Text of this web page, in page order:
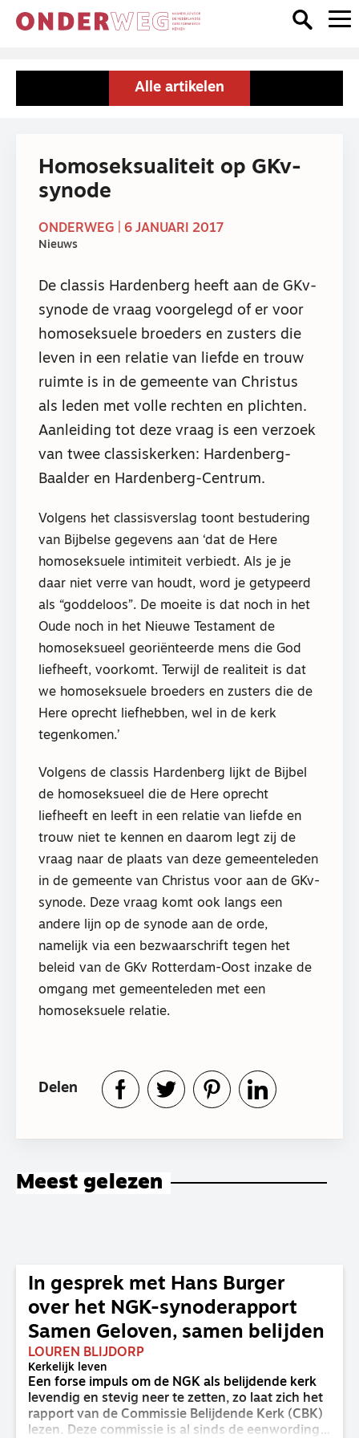
Alle artikelen
Homoseksualiteit op GKv-
synode
ONDERWEG | 6 JANUARI 2017
Nieuws
De classis Hardenberg heeft aan de GKv-
synode de vraag voorgelegd of er voor
homoseksuele broeders en zusters die
leven in een relatie van liefde en trouw
ruimte is in de gemeente van Christus
als leden met volle rechten en plichten.
Aanleiding tot deze vraag is een verzoek
van twee classiskerken: Hardenberg-
Baalder en Hardenberg-Centrum.
Volgens het classisverslag toont bestudering
van Bijbelse gegevens aan ‘dat de Here
homoseksuele intimiteit verbiedt. Als je je
daar niet verre van houdt, word je getypeerd
als “goddeloos”. De moeite is dat noch in het
Oude noch in het Nieuwe Testament de
homoseksueel georiënteerde mens die God
liefheeft, voorkomt. Terwijl de realiteit is dat
we homoseksuele broeders en zusters die de
Here oprecht liefhebben, wel in de kerk
tegenkomen.’
Volgens de classis Hardenberg lijkt de Bijbel
de homoseksueel die de Here oprecht
liefheeft en leeft in een relatie van liefde en
trouw niet te kennen en daarom legt zij de
vraag naar de plaats van deze gemeenteleden
in de gemeente van Christus voor aan de GKv-
synode. Deze vraag komt ook langs een
andere lijn op de synode aan de orde,
namelijk via een bezwaarschrift tegen het
beleid van de GKv Rotterdam-Oost inzake de
omgang met gemeenteleden met een
homoseksuele relatie.
Delen
Meest gelezen
In gesprek met Hans Burger
over het NGK-synoderapport
Samen Geloven, samen belijden
LOUREN BLIJDORP
Kerkelijk leven
Een forse impuls om de NGK als belijdende kerk
levendig en stevig neer te zetten, zo laat zich het
rapport van de Commissie Belijdende Kerk (CBK)
lezen. Deze commissie is al sinds de eenwording